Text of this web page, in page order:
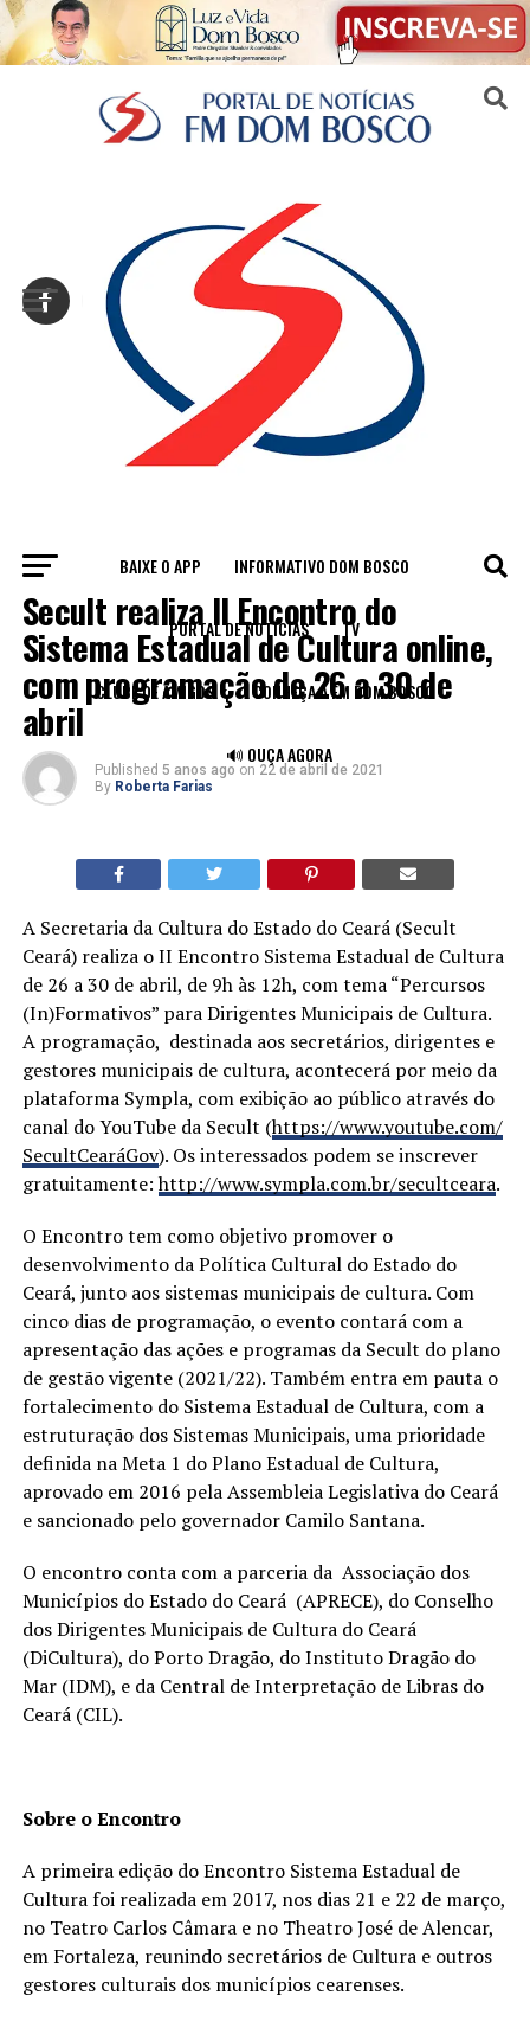
BAIXE O APP INFORMATIVO DOM BOSCO
PORTAL DE NOTÍCIAS TV
CLUBE DE AMIGOS CONHEÇA A FM DOM BOSCO
🔊 OUÇA AGORA
BLOG
Secult realiza II Encontro do
Sistema Estadual de Cultura online,
com programação de 26 a 30 de
abril
Published 5 anos ago on 22 de abril de 2021
By Roberta Farias
A Secretaria da Cultura do Estado do Ceará (Secult
Ceará) realiza o II Encontro Sistema Estadual de Cultura
de 26 a 30 de abril, de 9h às 12h, com tema “Percursos
(In)Formativos” para Dirigentes Municipais de Cultura.
A programação, destinada aos secretários, dirigentes e
gestores municipais de cultura, acontecerá por meio da
plataforma Sympla, com exibição ao público através do
canal do YouTube da Secult (https://www.youtube.com/
SecultCearáGov). Os interessados podem se inscrever
gratuitamente:http://www.sympla.com.br/secultceara.
O Encontro tem como objetivo promover o
desenvolvimento da Política Cultural do Estado do
Ceará, junto aos sistemas municipais de cultura. Com
cinco dias de programação, o evento contará com a
apresentação das ações e programas da Secult do plano
de gestão vigente (2021/22). Também entra em pauta o
fortalecimento do Sistema Estadual de Cultura, com a
estruturação dos Sistemas Municipais, uma prioridade
definida na Meta 1 do Plano Estadual de Cultura,
aprovado em 2016 pela Assembleia Legislativa do Ceará
e sancionado pelo governador Camilo Santana.
O encontro conta com a parceria da Associação dos
Municípios do Estado do Ceará (APRECE), do Conselho
dos Dirigentes Municipais de Cultura do Ceará
(DiCultura), do Porto Dragão, do Instituto Dragão do
Mar (IDM), e da Central de Interpretação de Libras do
Ceará (CIL).
Sobre o Encontro
A primeira edição do Encontro Sistema Estadual de
Cultura foi realizada em 2017, nos dias 21 e 22 de março,
no Teatro Carlos Câmara e no Theatro José de Alencar,
em Fortaleza, reunindo secretários de Cultura e outros
gestores culturais dos municípios cearenses.
Sair da versão mobile